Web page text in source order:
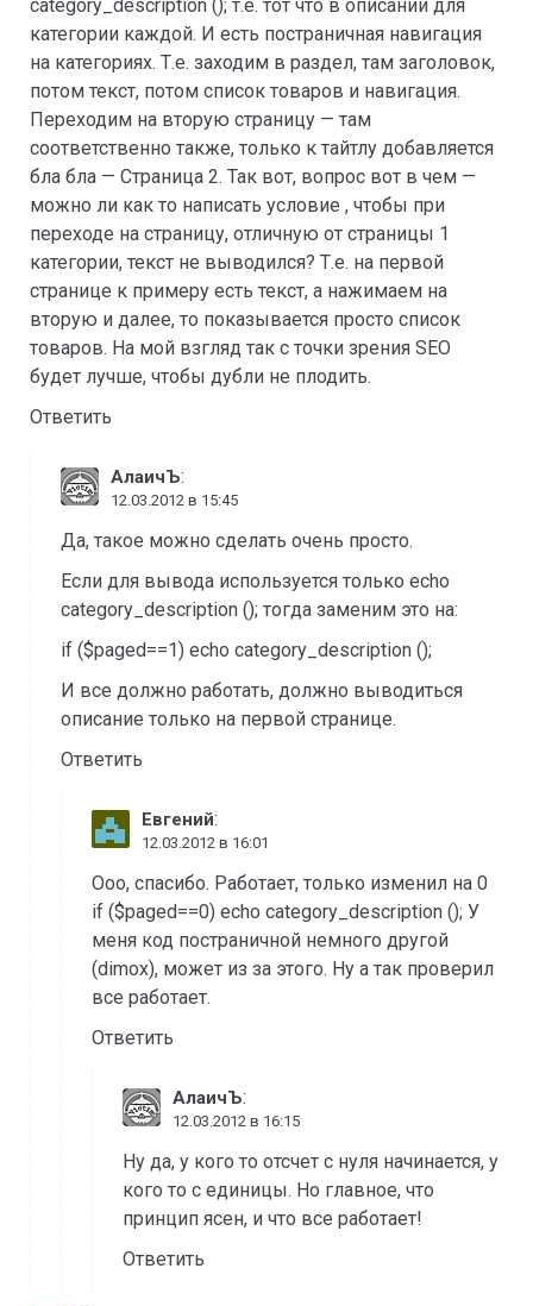
category_description (); т.е. тот что в описании для
категории каждой. И есть постраничная навигация
на категориях. Т.е. заходим в раздел, там заголовок,
потом текст, потом список товаров и навигация.
Переходим на вторую страницу — там
соответственно также, только к тайтлу добавляется
бла бла — Страница 2. Так вот, вопрос вот в чем —
можно ли как то написать условие , чтобы при
переходе на страницу, отличную от страницы 1
категории, текст не выводился? Т.е. на первой
странице к примеру есть текст, а нажимаем на
вторую и далее, то показывается просто список
товаров. На мой взгляд так с точки зрения SEO
будет лучше, чтобы дубли не плодить.
Ответить
АлаичЪ:
12.03.2012 в 15:45
Да, такое можно сделать очень просто.
Если для вывода используется только echo
category_description (); тогда заменим это на:
if ($paged==1) echo category_description ();
И все должно работать, должно выводиться
описание только на первой странице.
Ответить
Евгений:
12.03.2012 в 16:01
Ооо, спасибо. Работает, только изменил на 0
if ($paged==0) echo category_description (); У
меня код постраничной немного другой
(dimox), может из за этого. Ну а так проверил
все работает.
Ответить
АлаичЪ:
12.03.2012 в 16:15
Ну да, у кого то отсчет с нуля начинается, у
кого то с единицы. Но главное, что
принцип ясен, и что все работает!
Ответить